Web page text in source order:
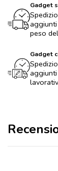
Gadget
peso
Gadget